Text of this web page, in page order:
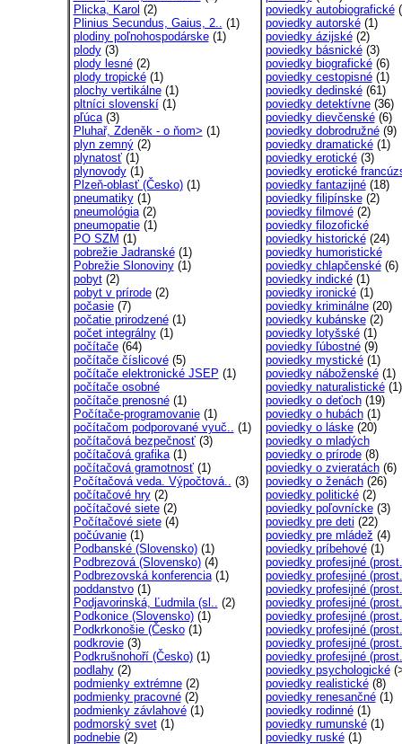
Plicka, Karol (2)
Plinius Secundus, Gaius, 2.. (1)
plodiny poľnohospodárske(1)
plody(3)
plody lesné(2)
plody tropické(1)
plochy vertikálne(1)
pltníci slovenskí(1)
pľúca(3)
Pluhař, Zdeněk - o ňom> (1)
plyn zemný(2)
plynatosť(1)
plynovody(1)
Plzeň-oblasť (Česko)(1)
pneumatiky(1)
pneumológia(2)
pneumopatie(1)
PO SZM (1)
pobrežie Jadranské(1)
Pobrežie Slonoviny(1)
pobyt(2)
pobyt v prírode(2)
počasie(7)
počatie prirodzené(1)
počet integrálny(1)
počítače(64)
počítače číslicové(5)
počítače elektronické JSEP (1)
počítače osobné
počítače prenosné(1)
Počítače-programovanie(1)
počítačom podporované vyuč.. (1)
počítačová bezpečnosť(3)
počítačová grafika(1)
počítačová gramotnosť(1)
Počítačová veda. Výpočtová.. (3)
počítačové hry(2)
počítačové siete(2)
Počítačové siete(4)
počúvanie(1)
Podbanské (Slovensko)(1)
Podbrezová (Slovensko)(4)
Podbrezovská konferencia(1)
poddanstvo(1)
Podjavorinská, Ľudmila (sl.. (2)
Podkonice (Slovensko)(1)
Podkrkonošie (Česko(1)
podkrovie(3)
Podkrušnohoří (Česko)(1)
podlahy(2)
podmienky extrémne(2)
podmienky pracovné(2)
podmienky závlahové(1)
podmorský svet(1)
podnebie(2)
poviedky autobiografické
poviedky autorské(1)
poviedky ázijské(2)
poviedky básnické(3)
poviedky biografické(6)
poviedky cestopisné(1)
poviedky dedinské(61)
poviedky detektívne(36)
poviedky dievčenské(6)
poviedky dobrodružné(9)
poviedky dramatické(1)
poviedky erotické(3)
poviedky erotické
poviedky fantazijné(18)
poviedky filipínske(2)
poviedky filmové(2)
poviedky filozofické
poviedky historické(24)
poviedky humoristické
poviedky chlapčenské(6)
poviedky indické(1)
poviedky ironické(1)
poviedky kriminálne(20)
poviedky kubánske(2)
poviedky lotyšské(1)
poviedky ľúbostné(9)
poviedky mystické(1)
poviedky náboženské(1)
poviedky naturalistické(1)
poviedky o deťoch(19)
poviedky o hubách(1)
poviedky o láske(20)
poviedky o mladých
poviedky o prírode(8)
poviedky o zvieratách(6)
poviedky o ženách(26)
poviedky politické(2)
poviedky poľovnícke(3)
poviedky pre deti (22)
poviedky pre mládež (4)
poviedky príbehové(1)
poviedky profesijné
poviedky profesijné
poviedky profesijné
poviedky profesijné
poviedky profesijné
poviedky profesijné
poviedky profesijné
poviedky profesijné
poviedky psychologické
poviedky realistické(8)
poviedky renesančné(1)
poviedky rodinné(1)
poviedky rumunské(1)
poviedky ruské(1)